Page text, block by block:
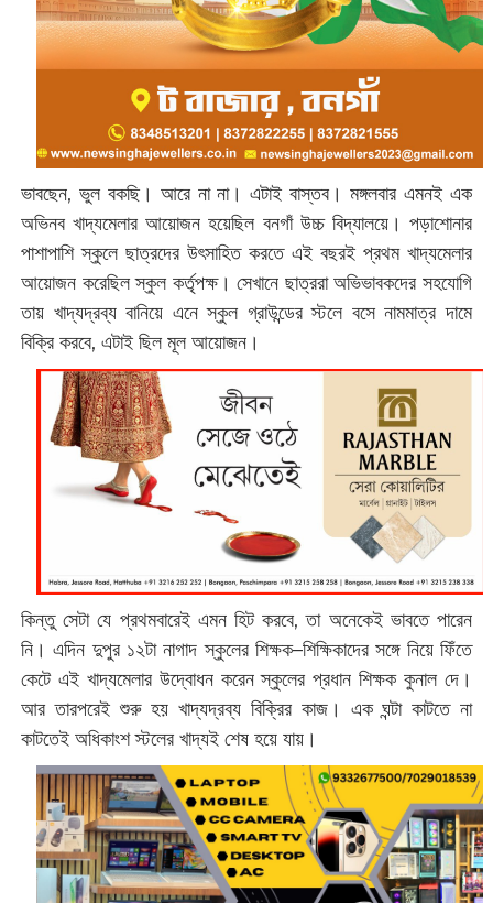
ভাবছেন, ভুল বকছি। আরে না না। এটাই বাস্তব। মঙ্গলবার এমনই এক
অভিনব খাদ্যমেলার আয়োজন হয়েছিল বনগাঁ উচ্চ বিদ্যালয়ে। পড়াশোনার
পাশাপাশি স্কুলে ছাত্রদের উৎসাহিত করতে এই বছরই প্রথম খাদ্যমেলার
আয়োজন করেছিল স্কুল কর্তৃপক্ষ। সেখানে ছাত্ররা অভিভাবকদের সহযোগি
তায় খাদ্যদ্রব্য বানিয়ে এনে স্কুল গ্রাউন্ডের স্টলে বসে নামমাত্র দামে
বিক্রি করবে, এটাই ছিল মূল আয়োজন।
কিন্তু সেটা যে প্রথমবারেই এমন হিট করবে, তা অনেকেই ভাবতে পারেন
নি। এদিন দুপুর ১২টা নাগাদ স্কুলের শিক্ষক–শিক্ষিকাদের সঙ্গে নিয়ে ফিঁতে
কেটে এই খাদ্যমেলার উদ্বোধন করেন স্কুলের প্রধান শিক্ষক কুনাল দে।
আর তারপরেই শুরু হয় খাদ্যদ্রব্য বিক্রির কাজ। এক ঘন্টা কাটতে না
কাটতেই অধিকাংশ স্টলের খাদ্যই শেষ হয়ে যায়।